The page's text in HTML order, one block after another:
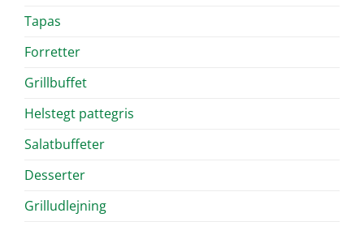
Tapas
Forretter
Grillbuffet
Helstegt pattegris
Salatbuffeter
Desserter
Grilludlejning